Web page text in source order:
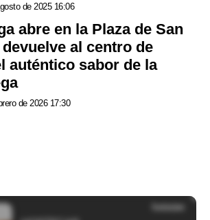
de 2025 16:06
abre en la Plaza de San
al centro de
auténtico sabor de la
de 2026 17:30